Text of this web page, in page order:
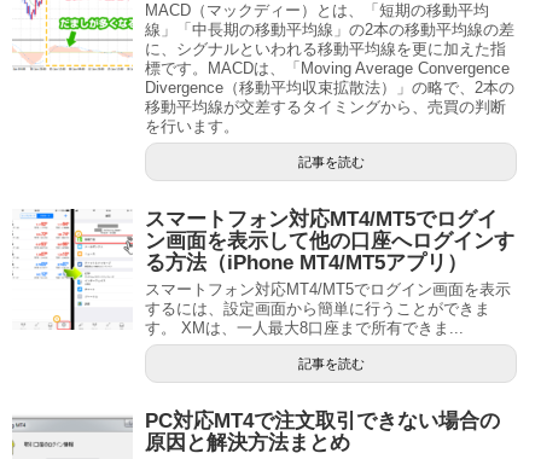
MACD（マックディー）とは、「短期の移動平均
線」「中長期の移動平均線」の2本の移動平均線の差
に、シグナルといわれる移動平均線を更に加えた指
標です。MACDは、「Moving Average Convergence
Divergence（移動平均収束拡散法）」の略で、2本の
移動平均線が交差するタイミングから、売買の判断
を行います。
記事を読む
スマートフォン対応MT4/MT5でログイ
ン画面を表示して他の口座へログインす
る方法（iPhone MT4/MT5アプリ）
スマートフォン対応MT4/MT5でログイン画面を表示
するには、設定画面から簡単に行うことができま
す。 XMは、一人最大8口座まで所有できま...
記事を読む
PC対応MT4で注文取引できない場合の
原因と解決方法まとめ